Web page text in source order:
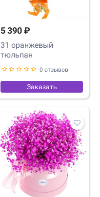
5 390 ₽
31 оранжевый
тюльпан
0 отзывов
Заказать